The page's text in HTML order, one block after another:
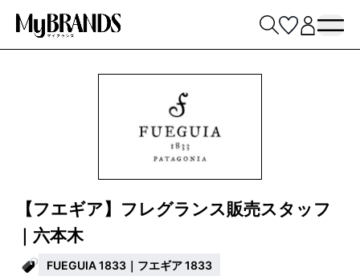
【フエギア】フレグランス販売スタッフ
｜六本木
FUEGUIA 1833｜フエギア 1833